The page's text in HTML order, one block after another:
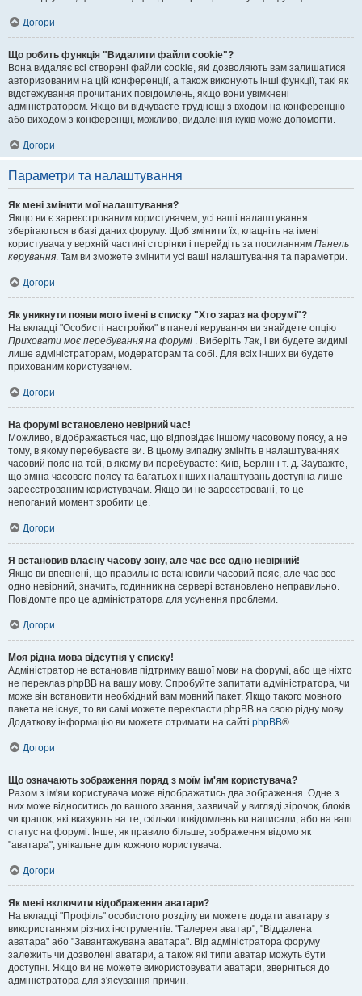
Догори
Що робить функція "Видалити файли cookie"?
Вона видаляє всі створені файли cookie, які дозволяють вам залишатися
авторизованим на цій конференції, а також виконують інші функції, такі як
відстежування прочитаних повідомлень, якщо вони увімкнені
адміністратором. Якщо ви відчуваєте труднощі з входом на конференцію
або виходом з конференції, можливо, видалення куків може допомогти.
Догори
Параметри та налаштування
Як мені змінити мої налаштування?
Якщо ви є зареєстрованим користувачем, усі ваші налаштування
зберігаються в базі даних форуму. Щоб змінити їх, клацніть на імені
користувача у верхній частині сторінки і перейдіть за посиланням Панель
керування. Там ви зможете змінити усі ваші налаштування та параметри.
Догори
Як уникнути появи мого імені в списку "Хто зараз на форумі"?
На вкладці "Особисті настройки" в панелі керування ви знайдете опцію
Приховати моє перебування на форумі . Виберіть Так, і ви будете видимі
лише адміністраторам, модераторам та собі. Для всіх інших ви будете
прихованим користувачем.
Догори
На форумі встановлено невірний час!
Можливо, відображається час, що відповідає іншому часовому поясу, а не
тому, в якому перебуваєте ви. В цьому випадку змініть в налаштуваннях
часовий пояс на той, в якому ви перебуваєте: Київ, Берлін і т. д. Зауважте,
що зміна часового поясу та багатьох інших налаштувань доступна лише
зареєстрованим користувачам. Якщо ви не зареєстровані, то це
непоганий момент зробити це.
Догори
Я встановив власну часову зону, але час все одно невірний!
Якщо ви впевнені, що правильно встановили часовий пояс, але час все
одно невірний, значить, годинник на сервері встановлено неправильно.
Повідомте про це адміністратора для усунення проблеми.
Догори
Моя рідна мова відсутня у списку!
Адміністратор не встановив підтримку вашої мови на форумі, або ще ніхто
не переклав phpBB на вашу мову. Спробуйте запитати адміністратора, чи
може він встановити необхідний вам мовний пакет. Якщо такого мовного
пакета не існує, то ви самі можете перекласти phpBB на свою рідну мову.
Додаткову інформацію ви можете отримати на сайті phpBB®.
Догори
Що означають зображення поряд з моїм ім'ям користувача?
Разом з ім'ям користувача може відображатись два зображення. Одне з
них може відноситись до вашого звання, зазвичай у вигляді зірочок, блоків
чи крапок, які вказують на те, скільки повідомлень ви написали, або на ваш
статус на форумі. Інше, як правило більше, зображення відомо як
"аватара", унікальне для кожного користувача.
Догори
Як мені включити відображення аватари?
На вкладці "Профіль" особистого розділу ви можете додати аватару з
використанням різних інструментів: "Галерея аватар", "Віддалена
аватара" або "Завантажувана аватара". Від адміністратора форуму
залежить чи дозволені аватари, а також які типи аватар можуть бути
доступні. Якщо ви не можете використовувати аватари, зверніться до
адміністратора для з'ясування причин.